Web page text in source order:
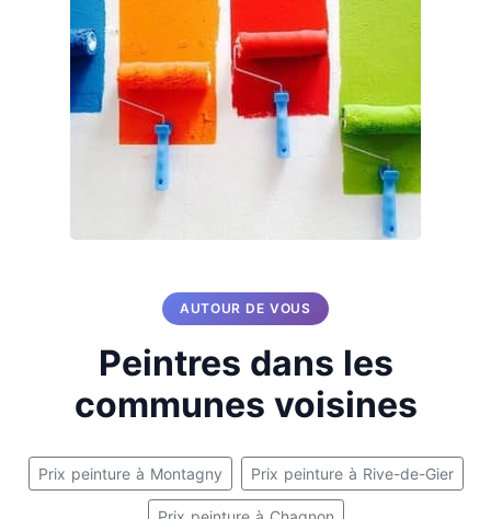
AUTOUR DE VOUS
Peintres dans les
communes voisines
Prix peinture à Montagny Prix peinture à Rive-de-Gier